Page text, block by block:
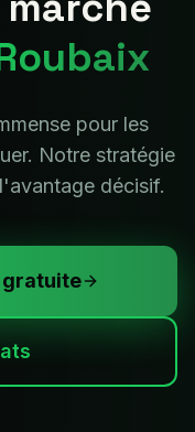
pour les
Notre stratégie
décisif.
gratuite